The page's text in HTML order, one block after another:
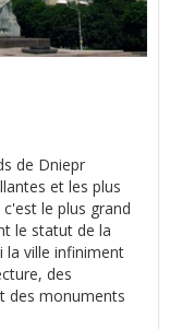
de Dniepr
et les plus
le plus grand
le statut de la
la ville infiniment
des
des monuments